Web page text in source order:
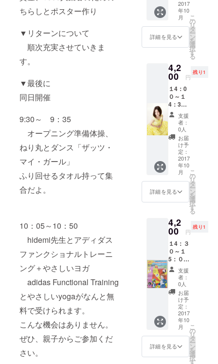
ちらしとポスター作り
▼リターンについて
順次充実させていきま
す。
▼最後に
同日開催
9:30～ 9：35
オープニング準備体操、
ねり丸とダンス「ザッツ・
マイ・ガール」
ふり回せるタオル持って集
合だよ。
10：05～10：50
hidemi先生とアディダス
ファンクショナルトレーニ
ング＋やさしいヨガ
adidas Functional Training
とやさしいyogaがなんと無
料で受けられます。
こんな機会はありません。
ぜひ、親子からご参加くだ
さい。
変更に
なる場
合があ
りま
す。
フェイシャルヨ
ガ認定インスト
ラクター ●全日
認初段 (駐車場満
車の場合ありま
場ください。
10:05分からは
hidemi先生の
ファンクショナ
ルトレーニング
もあります。ぜ
ひご参加くださ
い。)
られる
方の
み。
hidemi
先生
の健康
をサ
ポート
した
り、感
動を与
えたい
と思い
ますの
でお力
になり
たいと
思って
いま
す。」
2013年
より
ナーと
して活
在、イ
ンスト
ラク
ターと
しても
活躍
中。 得
意分野
は、機
能改善
に繋が
るタイ
マッ
サー
改善に
繋がる
TTMS認
定 タイ
古式
マッ
サージ
ピー」
10月９
日(月曜)
体育の
日当日
午後０
時半ま
でに練
馬区総
合体育
館内会
場に来
られる
方の
み。
hidemi
先生
の健康
をサ
ポート
した
り、感
動を与
えたい
と思い
ますの
でお力
になり
たいと
思って
いま
す。」
2013年
より
2017
年10
月
詳細を見る
こ
の
リ
タ
ー
ン
を
選
択
す
る
4,2
00 円
残り1
１4：0
０～１
4：3０
の部の
hidemi(
ひでみ)
先生方
による
「機能
改善に
繋がる
TTMS認
定 タイ
古式
マッ
サージ
ピー」
10月９
日(月曜)
体育の
日当日
午後０
時半ま
でに練
馬区総
合体育
館内会
場に来
られる
方の
み。
hidemi
先生
支援
者：
0人
お届
け予
定：
2017
年10
月
詳細を見る
こ
の
リ
タ
ー
ン
を
選
択
す
る
4,2
00 円
残り1
１4：３
０～１
5：００
の部の
hidemi(
ひでみ)
先生方
による
「機能
改善に
繋がる
TTMS認
定 タイ
古式
マッ
サージ
支援
者：
0人
お届
け予
定：
2017
年10
月
詳細を見る
こ
の
リ
タ
ー
ン
を
選
択
す